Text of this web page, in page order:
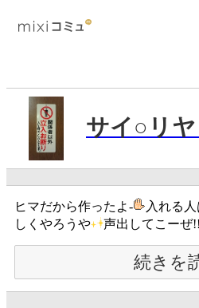
サイ○リ
ヒマだから作ったよ- 入れる
しくやろうや
声出してこーぜ
続きを